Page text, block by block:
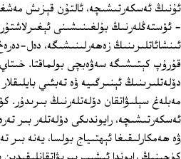
ئۇنىڭ ئەسكەرتىشىچە، ئالتۇن قېزىش
- ئۆستەڭلەرنىڭ بۇلغىنىشىنى
ئىنشائاتلىرىنىڭ زەھەرلىنىشىگە، دەل-
قۇرۇپ كېتىشىگە سەۋەبچى بولماقتا. خىتاي،
دۆلەتلىرىنىڭ ئېنىرگىيە ۋە تەبئىي
مەبلەغ سېلىۋاتقان دۆلەتلەرنىڭ بىرىدۇر.
ئەسكەرتىشىچە، رايوندىكى دۆلەتلەر بىر
ۋە ھەمكارلىقىغا ئېھتىياج بولسا، يەنە بىر